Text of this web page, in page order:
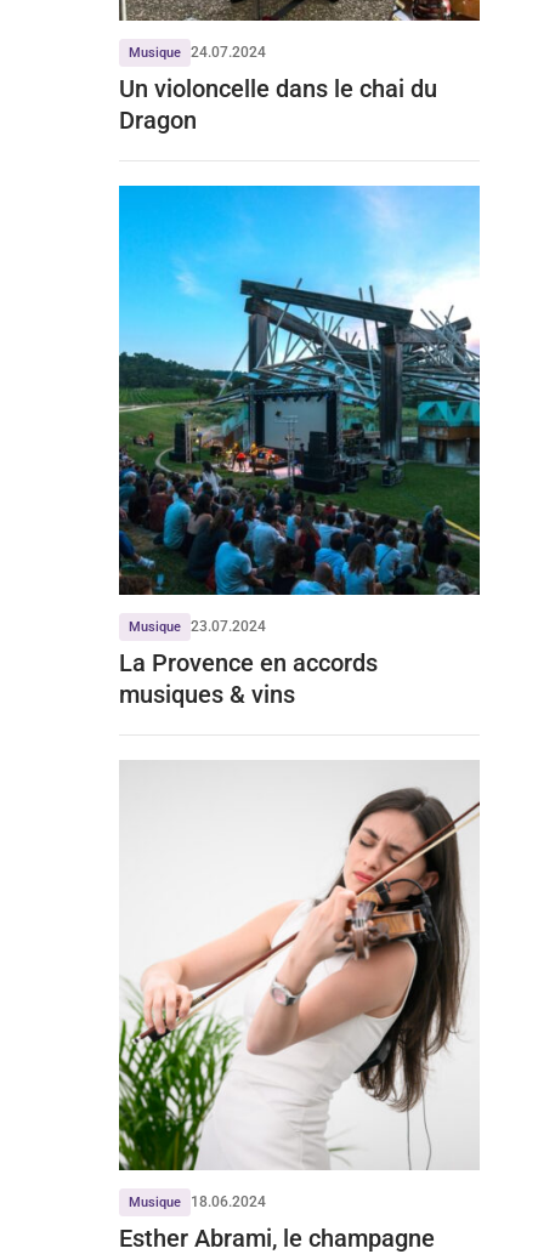
Musique 24.07.2024
Un violoncelle dans le chai du
Dragon
Musique 23.07.2024
La Provence en accords
musiques & vins
Musique 18.06.2024
Esther Abrami, le champagne